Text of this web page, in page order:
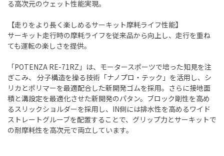
る高次元のウェット性能実現。
【走りをより長く楽しめるサーキット摩耗ライフ性能】
サーキット走行時の摩耗ライフを従来品から向上し、走行を重ね
ても運転の楽しさを提供。
「POTENZA RE-71RZ」は、モータースポーツで培った知見を注
ぎこみ、 分子構造を操る技術「ナノプロ・テック」を活用し、シ
リカとポリマーを最適配合した新開発ゴムを採用。さらに接地面
積と溝設定を最適化させた新開発のパタン。ブロック剛性を高め
るスリックショルダーを採用し、IN側には排水性を高めるワイド
ストレートグルーブを配置することで、グリップ力とサーキットで
の耐摩耗性を高次元で両立しています。